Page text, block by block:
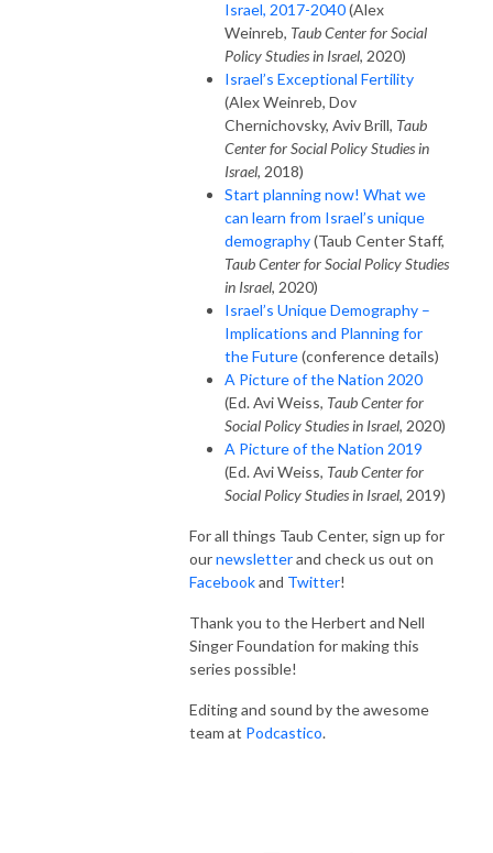
Israel, 2017-2040(Alex
Weinreb, Taub Center for Social
Policy Studies in Israel, 2020)
Israel’s Exceptional Fertility
(Alex Weinreb, Dov
Chernichovsky, Aviv Brill, Taub
Center for Social Policy Studies in
Israel, 2018)
Start planning now! What we
can learn from Israel’s unique
demography(Taub Center Staff,
Taub Center for Social Policy Studies
in Israel, 2020)
Israel’s Unique Demography –
Implications and Planning for
the Future(conference details)
A Picture of the Nation 2020
(Ed. Avi Weiss, Taub Center for
Social Policy Studies in Israel, 2020)
A Picture of the Nation 2019
(Ed. Avi Weiss, Taub Center for
Social Policy Studies in Israel, 2019)
For all things Taub Center, sign up for
ournewsletterand check us out on
Facebookand Twitter!
Thank you to the Herbert and Nell
Singer Foundation for making this
series possible!
Editing and sound by the awesome
team at Podcastico.